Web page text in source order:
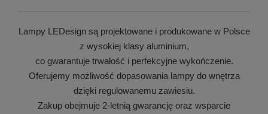
Lampy LEDesign są projektowane i produkowane w Polsce
z wysokiej klasy aluminium,
co gwarantuje trwałość i perfekcyjne wykończenie.
Oferujemy możliwość dopasowania lampy do wnętrza
dzięki regulowanemu zawiesiu.
Zakup obejmuje 2-letnią gwarancję oraz wsparcie